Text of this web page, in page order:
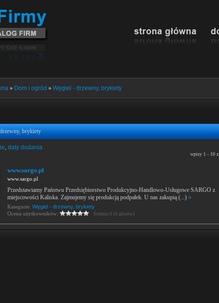
» Dom i ogród » Węgiel - drzewny, brykiety
brykiety
, daty dodania
wpisy 1 - 10 z
www.sargo.pl
www.sargo.pl
Przedstawiamy Państwu Przedsiębiorstwo Produkcyjno-Handlowo-Usługowe SARGO z
miejscowości Kaliska. Zajmujemy się produkcją podpałek. U nas zakupią (...) »
Kategorie: Węgiel - drzewny, brykiety
Ocena użytkowników:
Średnia 0 (0 głosów)